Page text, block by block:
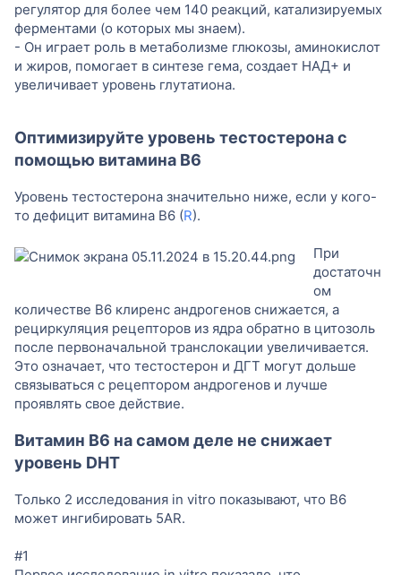
регулятор для более чем 140 реакций, катализируемых
ферментами (о которых мы знаем).
- Он играет роль в метаболизме глюкозы, аминокислот
и жиров, помогает в синтезе гема, создает НАД+ и
увеличивает уровень глутатиона.
Оптимизируйте уровень тестостерона с
помощью витамина B6
Уровень тестостерона значительно ниже, если у кого-
то дефицит витамина B6 (R).
При
достаточн
ом
количестве B6 клиренс андрогенов снижается, а
рециркуляция рецепторов из ядра обратно в цитозоль
после первоначальной транслокации увеличивается.
Это означает, что тестостерон и ДГТ могут дольше
связываться с рецептором андрогенов и лучше
проявлять свое действие.
Витамин B6 на самом деле не снижает
уровень DHT
Только 2 исследования in vitro показывают, что B6
может ингибировать 5AR.
#1